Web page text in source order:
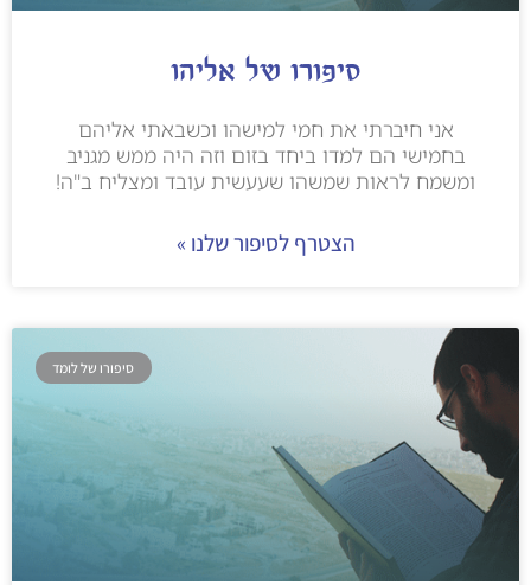
סיפורו של אליהו
אני חיברתי את חמי למישהו וכשבאתי אליהם
בחמישי הם למדו ביחד בזום וזה היה ממש מגניב
ומשמח לראות שמשהו שעעשית עובד ומצליח ב"ה!
הצטרף לסיפור שלנו »
סיפורו של לומד